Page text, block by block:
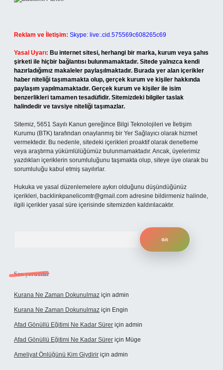
Reklam ve İletişim: Skype: live:.cid.575569c608265c69
Yasal Uyarı: Bu internet sitesi, herhangi bir marka, kurum veya şahıs
şirketi ile hiçbir bağlantısı bulunmamaktadır. Sitede yalnızca kendi
hazırladığımız makaleler paylaşılmaktadır. Burada yer alan içerikler
haber niteliği taşımamakta olup, gerçek kurum ve kişiler hakkında
paylaşım yapılmamaktadır. Gerçek kurum ve kişiler ile isim
benzerlikleri tamamen tesadüfidir. Sitemizdeki bilgiler taslak
halindedir ve tavsiye niteliği taşımazlar.
Sitemiz, 5651 Sayılı Kanun gereğince Bilgi Teknolojileri ve İletişim
Kurumu (BTK) tarafından onaylanmış bir Yer Sağlayıcı olarak hizmet
vermektedir. Bu nedenle, sitedeki içerikleri proaktif olarak denetleme
veya araştırma yükümlülüğümüz bulunmamaktadır. Ancak, üyelerimiz
yazdıkları içeriklerin sorumluluğunu taşımakta olup, siteye üye olarak bu
sorumluluğu kabul etmiş sayılırlar.
Hukuka ve yasal düzenlemelere aykırı olduğunu düşündüğünüz
içerikleri, backlinkpanelicomtr@gmail.com adresine bildirmeniz halinde,
ilgili içerikler yasal süre içerisinde sitemizden kaldırılacaktır.
Son yorumlar
Kurana Ne Zaman Dokunulmaz için admin
Kurana Ne Zaman Dokunulmaz için Engin
Afad Gönüllü Eğitimi Ne Kadar Sürer için admin
Afad Gönüllü Eğitimi Ne Kadar Sürer için Müge
Ameliyat Önlüğünü Kim Giydirir için admin